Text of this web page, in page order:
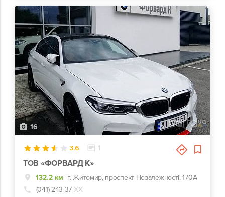
16
3.6 1
ТОВ «ФОРВАРД К»
132.2 км г. Житомир, проспект Незалежності, 170А
(041) 243-37-ХХ